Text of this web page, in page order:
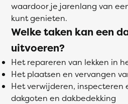
waardoor je jarenlang van
kunt genieten.
Welke taken kan een
uitvoeren?
Het repareren van lekken in
Het plaatsen en vervangen
Het verwijderen, inspecteren
dakgoten en dakbedekking